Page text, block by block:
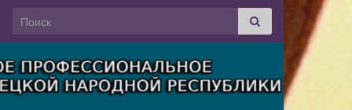
Search for: